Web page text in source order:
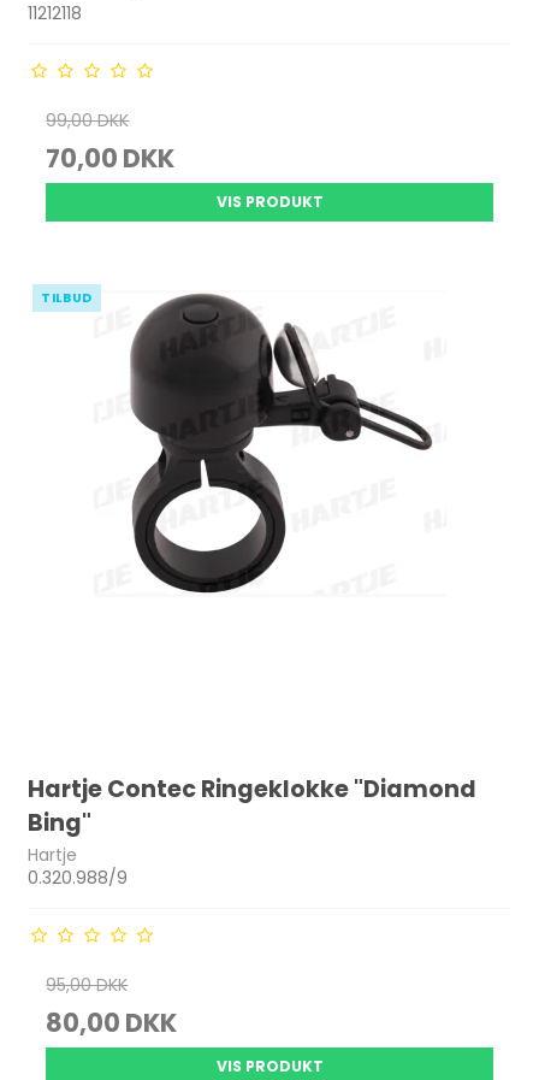
11212118
99,00 DKK
70,00 DKK
VIS PRODUKT
TILBUD
Hartje Contec Ringeklokke "Diamond
Bing"
Hartje
0.320.988/9
95,00 DKK
80,00 DKK
VIS PRODUKT